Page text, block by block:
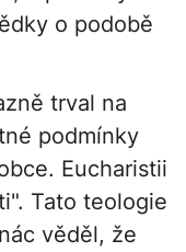
o podobě
trval na
podmínky
Eucharistii
Tato teologie
věděl, že